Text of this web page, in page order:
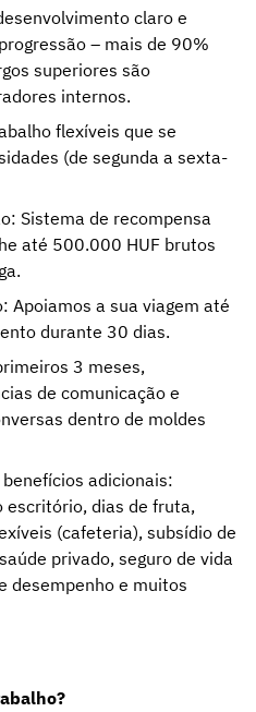
claro e
– mais de 90%
superiores são
internos.
flexíveis que se
(de segunda a sexta-
Sistema de recompensa
até 500.000 HUF brutos
Apoiamos a sua viagem até
durante 30 dias.
3 meses,
de comunicação e
dentro de moldes
adicionais:
escritório, dias de fruta,
(cafeteria), subsídio de
privado, seguro de vida
desempenho e muitos